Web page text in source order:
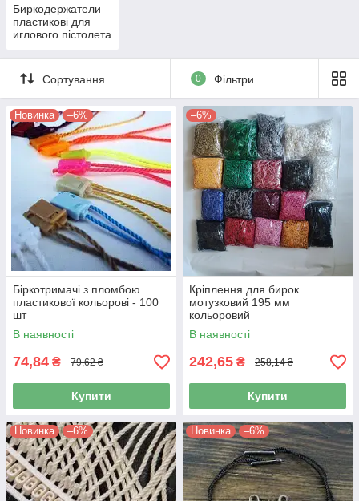
Биркодержатели
пластикові для
иглового пістолета
Сортування 0 Фільтри
Новинка –6%
Біркотримачі з пломбою
пластикової кольорові - 100
шт
В наявності
74,84 ₴ 79,62 ₴
Купити
–6%
Кріплення для бирок
мотузковий 195 мм
кольоровий
В наявності
242,65 ₴ 258,14 ₴
Купити
Новинка –6% Новинка –6%